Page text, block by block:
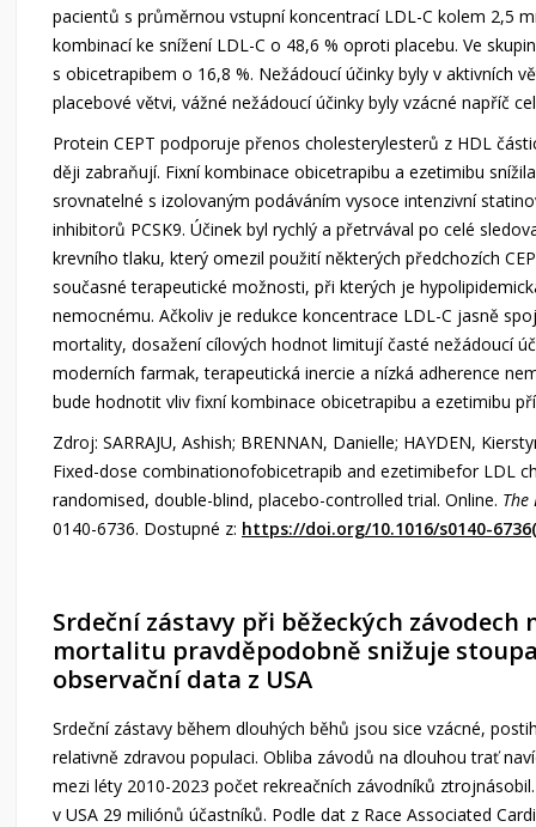
pacientů s průměrnou vstupní koncentrací LDL-C kolem 2,5
kombinací ke snížení LDL-C o 48,6 % oproti placebu. Ve
s obicetrapibem o 16,8 %. Nežádoucí účinky byly v aktivních
placebové větvi, vážné nežádoucí účinky byly vzácné napříč
Protein CEPT podporuje přenos cholesterylesterů z HDL
ději zabraňují. Fixní kombinace obicetrapibu a ezetimibu
srovnatelné s izolovaným podáváním vysoce intenzivní
inhibitorů PCSK9. Účinek byl rychlý a přetrvával po celé
krevního tlaku, který omezil použití některých předchozích
současné terapeutické možnosti, při kterých je
nemocnému. Ačkoliv je redukce koncentrace LDL-C jasně
mortality, dosažení cílových hodnot limitují časté nežádoucí
moderních farmak, terapeutická inercie a nízká adherence
bude hodnotit vliv fixní kombinace obicetrapibu a ezetimibu
Zdroj: SARRAJU, Ashish; BRENNAN, Danielle; HAYDEN,
Fixed-dose combinationofobicetrapib and ezetimibefor LDL
randomised, double-blind, placebo-controlled trial. Online. The
0140-6736. Dostupné z: https://doi.org/10.1016/s0140-
Srdeční zástavy při běžeckých
mortalitu pravděpodobně snižuje
observační data z USA
Srdeční zástavy během dlouhých běhů jsou sice vzácné,
relativně zdravou populaci. Obliba závodů na dlouhou trať
mezi léty 2010-2023 počet rekreačních závodníků
v USA 29 miliónů účastníků. Podle dat z Race Associated